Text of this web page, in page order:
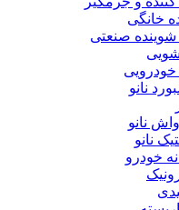
خانگی
صنعتی
نانو
نانو
نانو
خودرو